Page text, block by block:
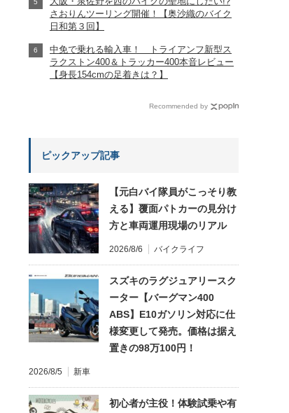
【Honda2026新車ニュース】
さおりんツーリング開催！【奥沙織のバイク
日和第３回】
中免で乗れる輸入車！ トライアンフ新型ス
ラクストン400＆トラッカー400本音レビュー
【身長154cmの足着きは？】
Recommended by
ピックアップ記事
【元白バイ隊員がこっそり教
える】覆面パトカーの見分け
方と車両運用現場のリアル
2026/8/6 バイクライフ
スズキのラグジュアリースク
ーター【バーグマン400
ABS】E10ガソリン対応に仕
様変更して発売。価格は据え
置きの98万100円！
2026/8/5 新車
初心者が主役！体験試乗や有